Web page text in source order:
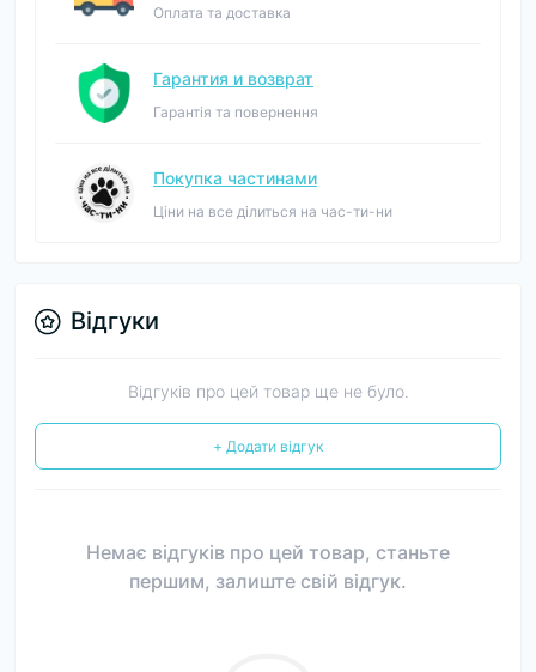
Оплата та доставка
Гарантия и возврат
Гарантія та повернення
Покупка частинами
Ціни на все ділиться на час-ти-ни
Відгуки
Відгуків про цей товар ще не було.
+ Додати відгук
Немає відгуків про цей товар, станьте
першим, залиште свій відгук.